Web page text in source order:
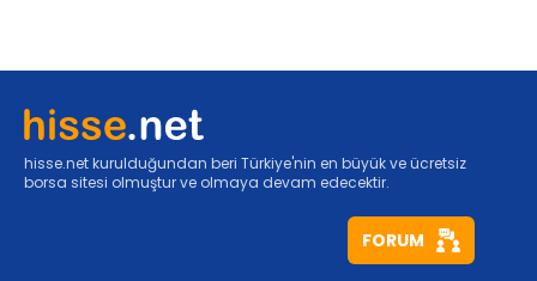
hisse.net kurulduğundan beri Türkiye'nin en büyük ve ücretsiz
borsa sitesi olmuştur ve olmaya devam edecektir.
FORUM